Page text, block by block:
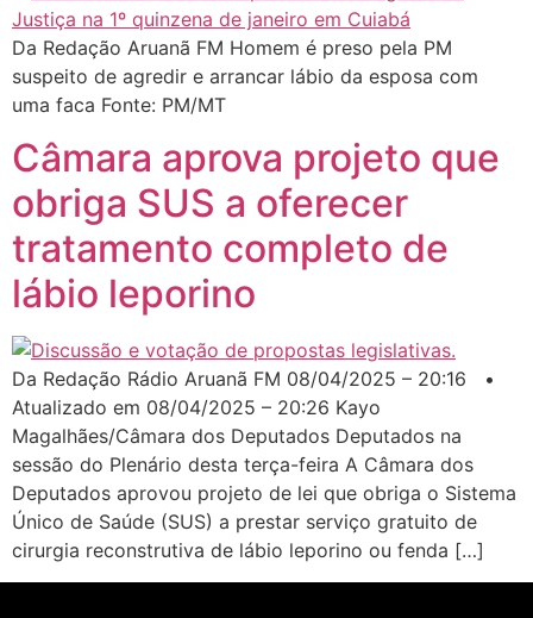
Da Redação Aruanã FM Homem é preso pela PM
suspeito de agredir e arrancar lábio da esposa com
uma faca Fonte: PM/MT
Câmara aprova projeto que
obriga SUS a oferecer
tratamento completo de
lábio leporino
Da Redação Rádio Aruanã FM 08/04/2025 – 20:16 •
Atualizado em 08/04/2025 – 20:26 Kayo
Magalhães/Câmara dos Deputados Deputados na
sessão do Plenário desta terça-feira A Câmara dos
Deputados aprovou projeto de lei que obriga o Sistema
Único de Saúde (SUS) a prestar serviço gratuito de
cirurgia reconstrutiva de lábio leporino ou fenda […]